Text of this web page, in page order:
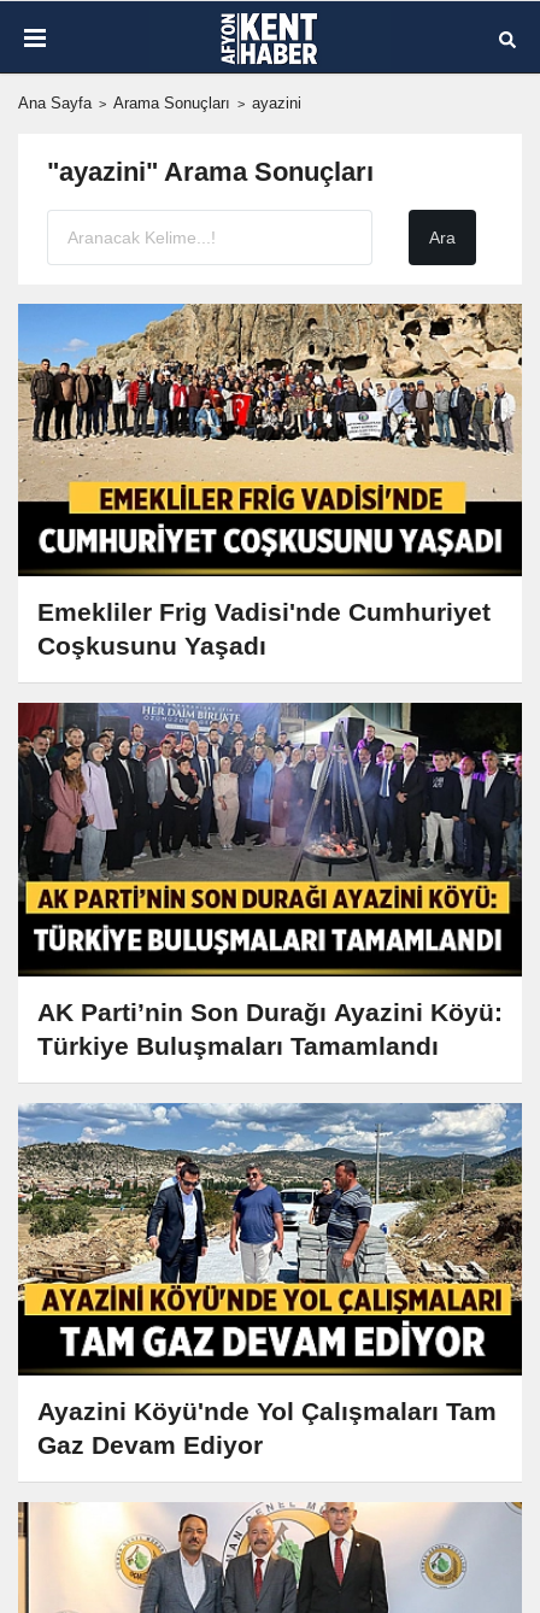
Ana Sayfa Arama Sonuçları ayazini
"ayazini" Arama Sonuçları
Emekliler Frig Vadisi'nde Cumhuriyet
Coşkusunu Yaşadı
AK Parti’nin Son Durağı Ayazini Köyü:
Türkiye Buluşmaları Tamamlandı
Ayazini Köyü'nde Yol Çalışmaları Tam
Gaz Devam Ediyor